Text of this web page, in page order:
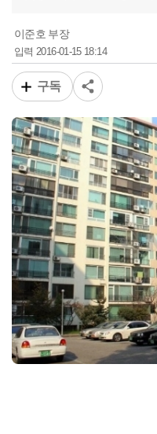
이준호 부장
입력2016-01-15 18:14
구독